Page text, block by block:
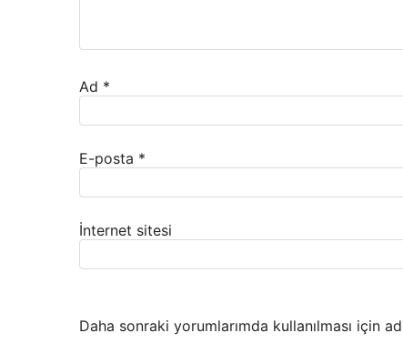
Ad *
E-posta *
İnternet sitesi
Daha sonraki yorumlarımda kullanılması için